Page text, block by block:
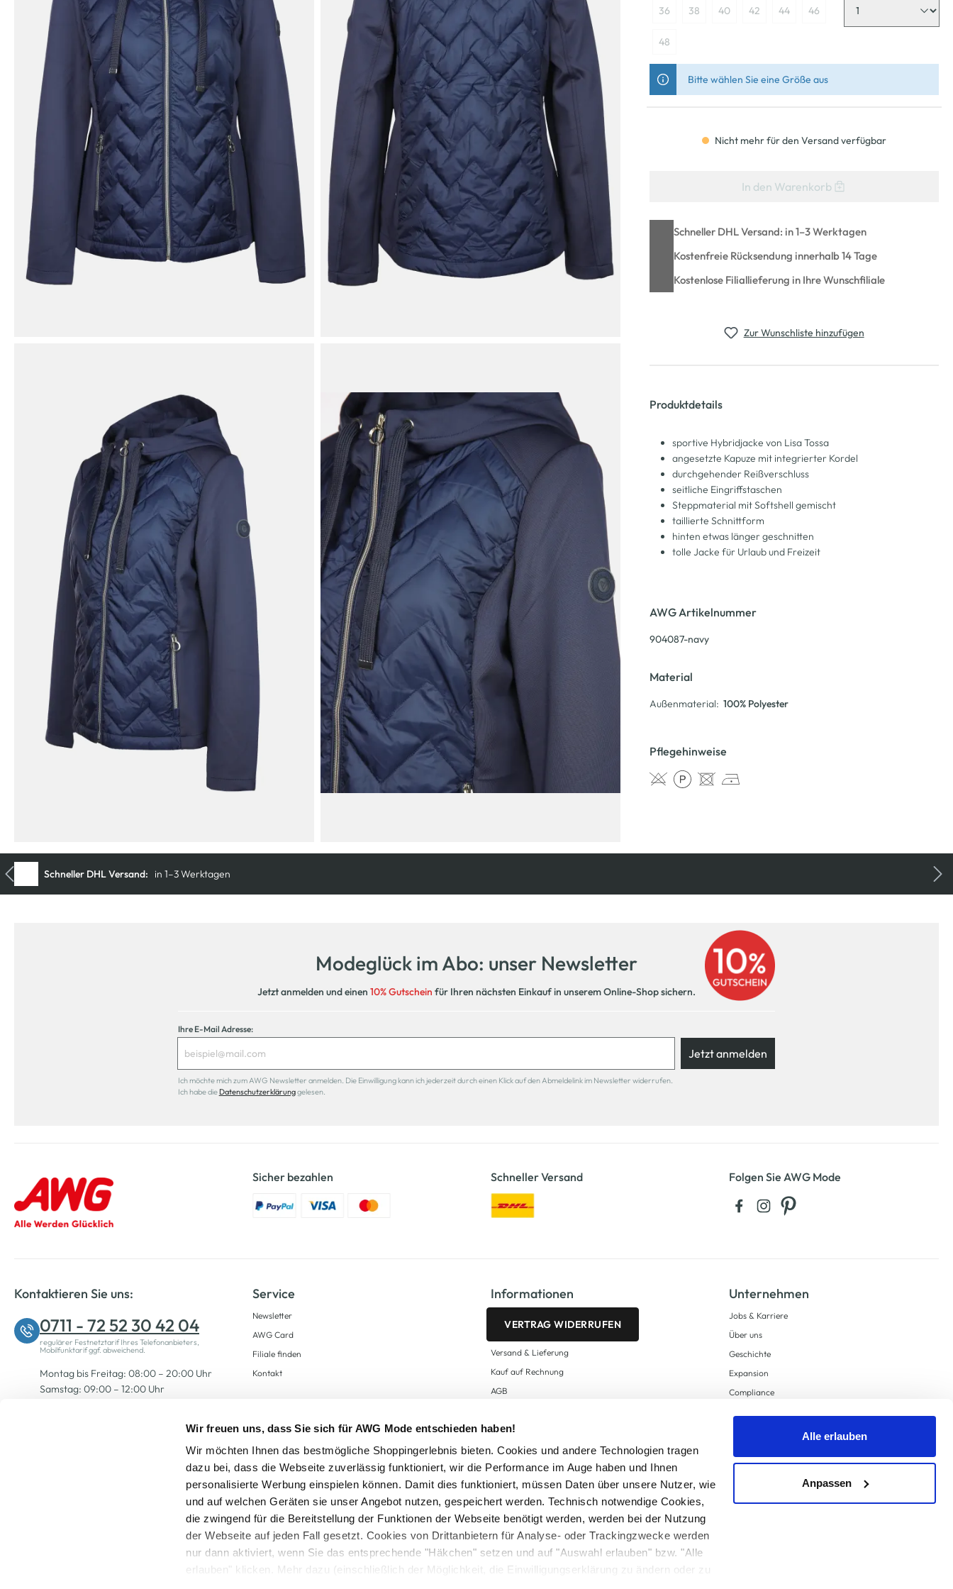
Wir freuen uns, dass Sie sich für AWG Mode entschieden haben!
Wir möchten Ihnen das bestmögliche Shoppingerlebnis bieten. Cookies und andere Technologien tragen
dazu bei, dass die Webseite zuverlässig funktioniert, wir die Performance im Auge haben und Ihnen
personalisierte Werbung einspielen können. Damit dies funktioniert, müssen Daten über unsere Nutzer, wie
und auf welchen Geräten sie unser Angebot nutzen, gespeichert werden. Technisch notwendige Cookies,
die zwingend für die Bereitstellung der Funktionen der Webseite benötigt werden, werden bei der Nutzung
der Webseite auf jeden Fall gesetzt. Cookies von Drittanbietern für Analyse- oder Trackingzwecke werden
nur dann aktiviert, wenn Sie das entsprechende "Häkchen" setzen und auf "Auswahl erlauben" bzw. "Alle
erlauben" klicken. Mehr dazu (einschließlich der Möglichkeit, die Einwilligungserklärung zu ändern oder zu
Alle erlauben
Anpassen
36 38 40 42 44 46
48
Bitte wählen Sie eine Größe aus
Nicht mehr für den Versand verfügbar
In den Warenkorb
Schneller DHL Versand: in 1–3 Werktagen
Kostenfreie Rücksendung innerhalb 14 Tage
Kostenlose Filiallieferung in Ihre Wunschfiliale
Zur Wunschliste hinzufügen
Produktdetails
sportive Hybridjacke von Lisa Tossa
angesetzte Kapuze mit integrierter Kordel
durchgehender Reißverschluss
seitliche Eingriffstaschen
Steppmaterial mit Softshell gemischt
taillierte Schnittform
hinten etwas länger geschnitten
tolle Jacke für Urlaub und Freizeit
AWG Artikelnummer
904087-navy
Material
Außenmaterial: 100% Polyester
Pflegehinweise
Modeglück im Abo: unser Newsletter
Jetzt anmelden und einen 10% Gutschein für Ihren nächsten Einkauf in unserem Online-Shop sichern.
Ihre E-Mail Adresse:
Jetzt anmelden
Ich möchte mich zum AWG Newsletter anmelden. Die Einwilligung kann ich jederzeit durch einen Klick auf den Abmeldelink im Newsletter widerrufen.
Ich habe die Datenschutzerklärunggelesen.
Sicher bezahlen Schneller Versand Folgen Sie AWG Mode
Kontaktieren Sie uns:
0711 - 72 52 30 42 04
regulärer Festnetztarif Ihres Telefonanbieters,
Mobilfunktarif ggf. abweichend.
Montag bis Freitag: 08:00 – 20:00 Uhr
Samstag: 09:00 – 12:00 Uhr
Service
Newsletter
AWG Card
Filiale finden
Kontakt
Informationen
VERTRAG WIDERRUFEN
Versand & Lieferung
Kauf auf Rechnung
AGB
Zahlungsarten
Datenschutz
AWG CARD Teilnahmebedingungen
Unternehmen
Jobs & Karriere
Über uns
Geschichte
Expansion
Compliance
Supply Chain Due Diligence
Alle Preise inkl. gesetzl. Mehrwertsteuer zzgl.